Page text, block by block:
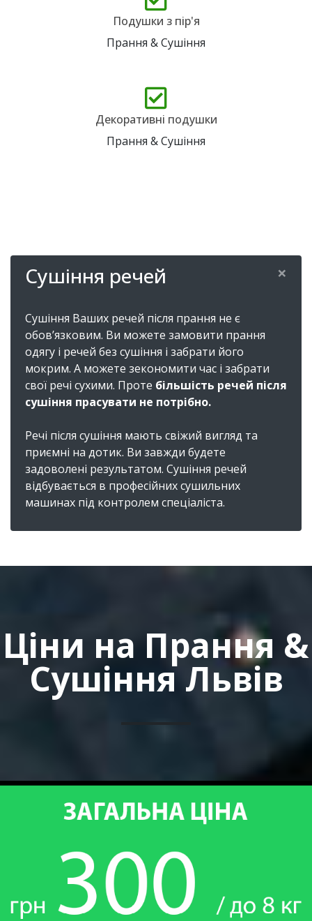
Подушки з пір'я
Прання & Сушіння
Декоративні подушки
Прання & Сушіння
×
Сушіння речей
Сушіння Ваших речей після прання не є
обов’язковим. Ви можете замовити прання
одягу і речей без сушіння і забрати його
мокрим. А можете зекономити час і забрати
свої речі сухими. Проте більшість речей після
сушіння прасувати не потрібно.
Речі після сушіння мають свіжий вигляд та
приємні на дотик. Ви завжди будете
задоволені результатом. Сушіння речей
відбувається в професійних сушильних
машинах під контролем спеціаліста.
Ціни на Прання &
Сушіння Львів